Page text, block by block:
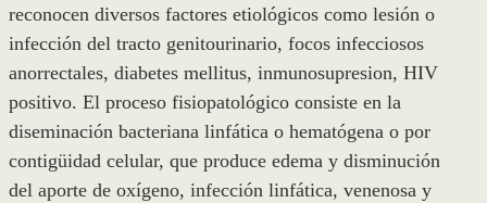
reconocen diversos factores etiológicos como lesión o
infección del tracto genitourinario, focos infecciosos
anorrectales, diabetes mellitus, inmunosupresion, HIV
positivo. El proceso fisiopatológico consiste en la
diseminación bacteriana linfática o hematógena o por
contigüidad celular, que produce edema y disminución
del aporte de oxígeno, infección linfática, venenosa y